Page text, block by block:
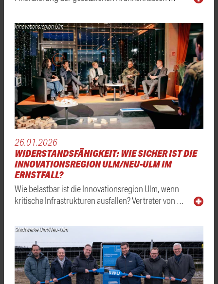
Innovationsregion Ulm
26.01.2026
WIDERSTANDSFÄHIGKEIT: WIE SICHER IST DIE
INNOVATIONSREGION ULM/NEU-ULM IM
ERNSTFALL?
Wie belastbar ist die Innovationsregion Ulm, wenn
kritische Infrastrukturen ausfallen? Vertreter von …
Stadtwerke Ulm/Neu-Ulm